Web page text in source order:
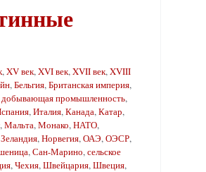
,XV век,XVI век,XVII век,XVIII
,Бельгия,Британская империя,
добывающая промышленность,
,Италия,Канада,Катар,
,Мальта,Монако,НАТО,
,Норвегия,ОАЭ,ОЭСР,
,Сан-Марино,сельское
,Чехия,Швейцария,Швеция,